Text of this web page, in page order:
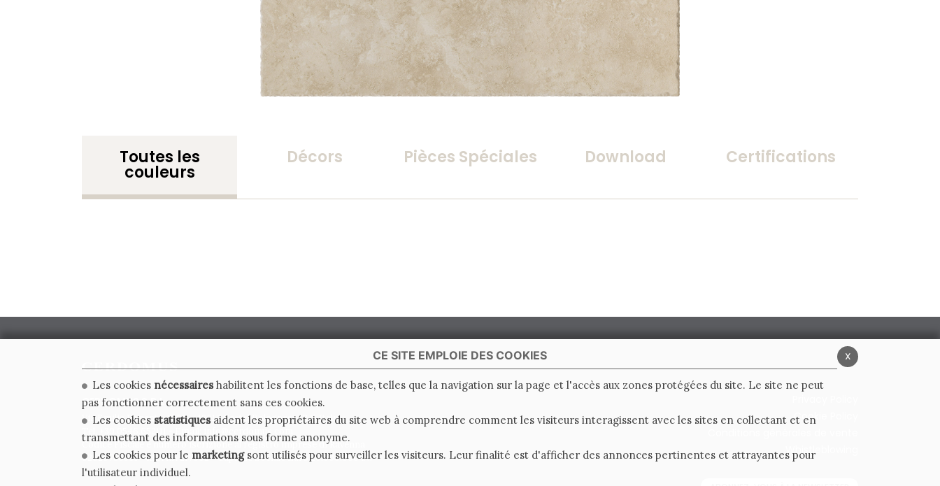
Toutes les
couleurs
Décors Pièces Spéciales Download Certifications
CERDOMUS S.R.L.
Via Emilia Ponente, 1000 - 48014 Castel Bolognese (RA) Italy
Tel. +39.0546.652111 - Email: info@cerdomus.com
Codice Fiscale e numero iscrizione al registro imprese di Ravenna
02620780391 - REA RA 217992 - Capitale Sociale Euro 20.000.000 i.v.
Cookie Policy
Whistleblowing
x
CE SITE EMPLOIE DES COOKIES
Les cookies nécessaireshabilitent les fonctions de base, telles que la navigation sur la page et l'accès aux zones protégées du site. Le site ne peut
pas fonctionner correctement sans ces cookies.
Les cookies statistiquesaident les propriétaires du site web à comprendre comment les visiteurs interagissent avec les sites en collectant et en
transmettant des informations sous forme anonyme.
Les cookies pour le marketingsont utilisés pour surveiller les visiteurs. Leur finalité est d'afficher des annonces pertinentes et attrayantes pour
l'utilisateur individuel.